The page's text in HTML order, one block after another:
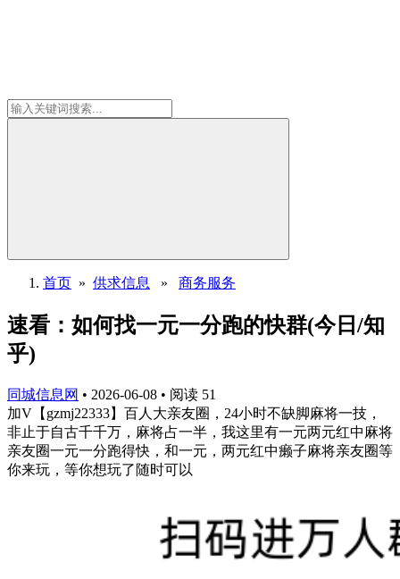
首页 » 供求信息 » 商务服务
速看：如何找一元一分跑的快群(今日/知
乎)
同城信息网 • 2026-06-08 • 阅读 51
加V【gzmj22333】百人大亲友圈，24小时不缺脚麻将一技，
非止于自古千千万，麻将占一半，我这里有一元两元红中麻将
亲友圈一元一分跑得快，和一元，两元红中癞子麻将亲友圈等
你来玩，等你想玩了随时可以